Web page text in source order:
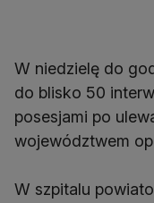
W niedzielę do
do blisko 50
posesjami po
województwem
W szpitalu